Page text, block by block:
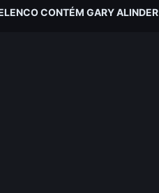
CONTÉM GARY ALINDER